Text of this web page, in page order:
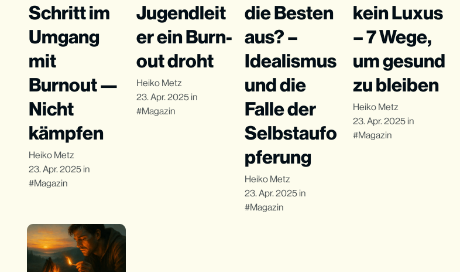
Schritt im
Umgang
mit
Burnout —
Nicht
kämpfen
Heiko Metz
23. Apr. 2025in
Magazin
Jugendleit
er ein Burn-
out droht
Heiko Metz
23. Apr. 2025 in
Magazin
die Besten
aus? –
Idealismus
und die
Falle der
Selbstaufo
pferung
Heiko Metz
23. Apr. 2025in
Magazin
kein Luxus
– 7 Wege,
um gesund
zu bleiben
Heiko Metz
23. Apr. 2025in
Magazin